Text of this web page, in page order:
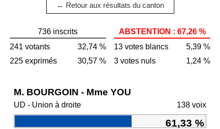
← Retour aux résultats du canton
736 inscrits
241 votants
32,74 %
225 exprimés
30,57 %
ABSTENTION : 67,26 %
13 votes blancs
5,39 %
3 votes nuls
1,24 %
M. BOURGOIN - Mme YOU
UD - Union à droite 138 voix
61,33 %